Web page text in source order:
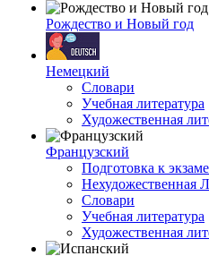
Рождество и Новый год
Немецкий
Словари
Учебная литература
Художественная
Французский
Подготовка к
Нехудожественная
Словари
Учебная литература
Художественная